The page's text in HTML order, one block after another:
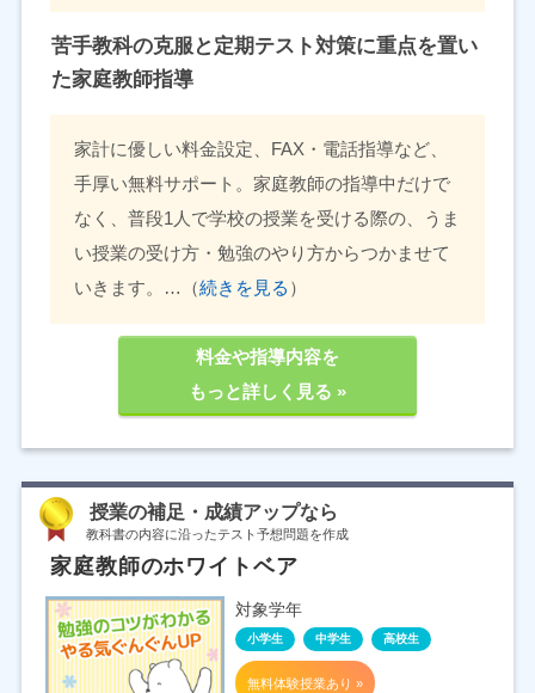
苦手教科の克服と定期テスト対策に重点を置い
た家庭教師指導
家計に優しい料金設定、FAX・電話指導など、
手厚い無料サポート。家庭教師の指導中だけで
なく、普段1人で学校の授業を受ける際の、うま
い授業の受け方・勉強のやり方からつかませて
いきます。…（続きを見る ）
料金や指導内容を
もっと詳しく見る »
授業の補足・成績アップなら
教科書の内容に沿ったテスト予想問題を作成
家庭教師のホワイトベア
対象学年
小学生 中学生 高校生
無料体験授業あり »